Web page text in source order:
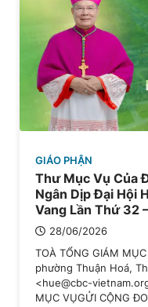
GIÁO PHẬN
Thư Mục Vụ Của
Ngân Dịp Đại Hội
Vang Lần Thứ 32
28/06/2026
TOÀ TỔNG GIÁM
phường Thuận Hoá,
<hue@cbc-
MỤC VỤGỬI CỘNG